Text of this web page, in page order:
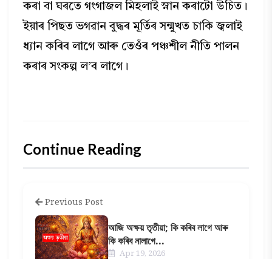
কৰা বা ঘৰতে গংগাজল মিহলাই স্নান কৰাটো উচিত।
ইয়াৰ পিছত ভগৱান বুদ্ধৰ মূৰ্তিৰ সন্মুখত চাকি জ্বলাই
ধ্যান কৰিব লাগে আৰু তেওঁৰ পঞ্চশীল নীতি পালন
কৰাৰ সংকল্প ল’ব লাগে।
Continue Reading
Previous Post
আজি অক্ষয় তৃতীয়া; কি কৰিব লাগে আৰু
কি কৰিব নালাগে...
Apr 19, 2026